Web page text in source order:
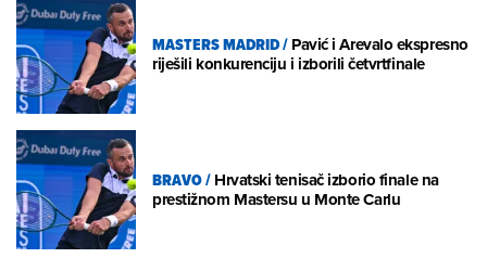
MASTERS MADRID/Pavić i Arevalo ekspresno
riješili konkurenciju i izborili četvrtfinale
BRAVO/Hrvatski tenisač izborio finale na
prestižnom Mastersu u Monte Carlu